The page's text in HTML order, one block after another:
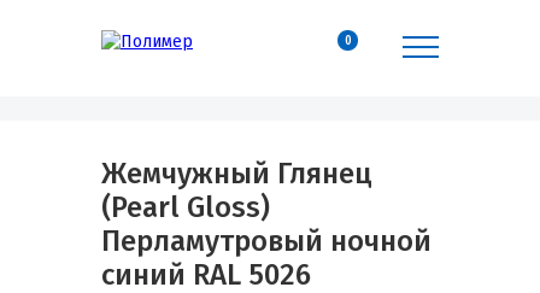
0
Жемчужный Глянец
(Pearl Gloss)
Перламутровый ночной
синий RAL 5026